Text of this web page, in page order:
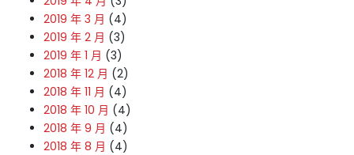
2019 年 3 月 (4)
2019 年 2 月 (3)
2019 年 1 月 (3)
2018 年 12 月 (2)
2018 年 11 月 (4)
2018 年 10 月 (4)
2018 年 9 月 (4)
2018 年 8 月 (4)